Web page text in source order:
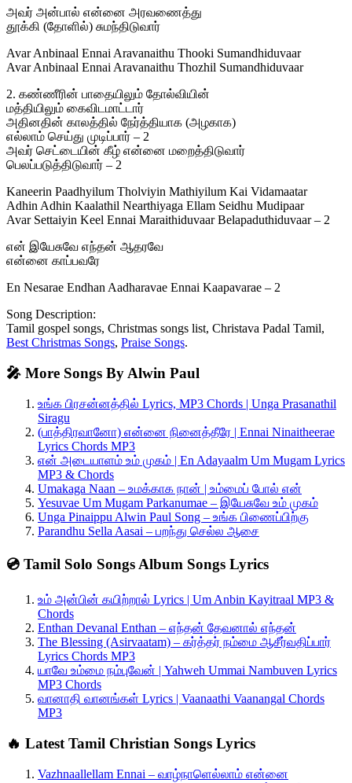
அவர் அன்பால் என்னை அரவணைத்து
தூக்கி (தோளில்) சுமந்திடுவார்
Avar Anbinaal Ennai Aravanaithu Thooki Sumandhiduvaar
Avar Anbinaal Ennai Aravanaithu Thozhil Sumandhiduvaar
2. கண்ணீரின் பாதையிலும் தோல்வியின்
மத்தியிலும் கைவிடமாட்டார்
அதினதின் காலத்தில் நேர்த்தியாக (அழகாக)
எல்லாம் செய்து முடிப்பார் – 2
அவர் செட்டையின் கீழ் என்னை மறைத்திடுவார்
பெலப்படுத்திடுவார் – 2
Kaneerin Paadhyilum Tholviyin Mathiyilum Kai Vidamaatar
Adhin Adhin Kaalathil Nearthiyaga Ellam Seidhu Mudipaar
Avar Settaiyin Keel Ennai Maraithiduvaar Belapaduthiduvaar – 2
என் இயேசுவே எந்தன் ஆதரவே
என்னை காப்பவரே
En Nesarae Endhan Aadharavae Ennai Kaapavarae – 2
Song Description:
Tamil gospel songs, Christmas songs list, Christava Padal Tamil,
Best Christmas Songs, Praise Songs.
🎤 More Songs By Alwin Paul
உங்க பிரசன்னத்தில் Lyrics, MP3 Chords | Unga Prasanathil
Siragu
(பாத்திரவானோ) என்னை நினைத்தீரே | Ennai Ninaitheerae
Lyrics Chords MP3
என் அடையாளம் உம் முகம் | En Adayaalm Um Mugam Lyrics
MP3 & Chords
Umakaga Naan – உமக்காக நான் | உம்மைப் போல் என்
Yesuvae Um Mugam Parkanumae – இயேசுவே உம் முகம்
Unga Pinaippu Alwin Paul Song – உங்க பிணைப்பிற்கு
Parandhu Sella Aasai – பறந்து செல்ல ஆசை
💿 Tamil Solo Songs Album Songs Lyrics
உம் அன்பின் கயிற்றால் Lyrics | Um Anbin Kayitraal MP3 &
Chords
Enthan Devanal Enthan – எந்தன் தேவனால் எந்தன்
The Blessing (Asirvaatam) – கர்த்தர் நம்மை ஆசீர்வதிப்பார்
Lyrics Chords MP3
யாவே உம்மை நம்புவேன் | Yahweh Ummai Nambuven Lyrics
MP3 Chords
வானாதி வானங்கள் Lyrics | Vaanaathi Vaanangal Chords
MP3
🔥 Latest Tamil Christian Songs Lyrics
Vazhnaallellam Ennai – வாழ்நாளெல்லாம் என்னை